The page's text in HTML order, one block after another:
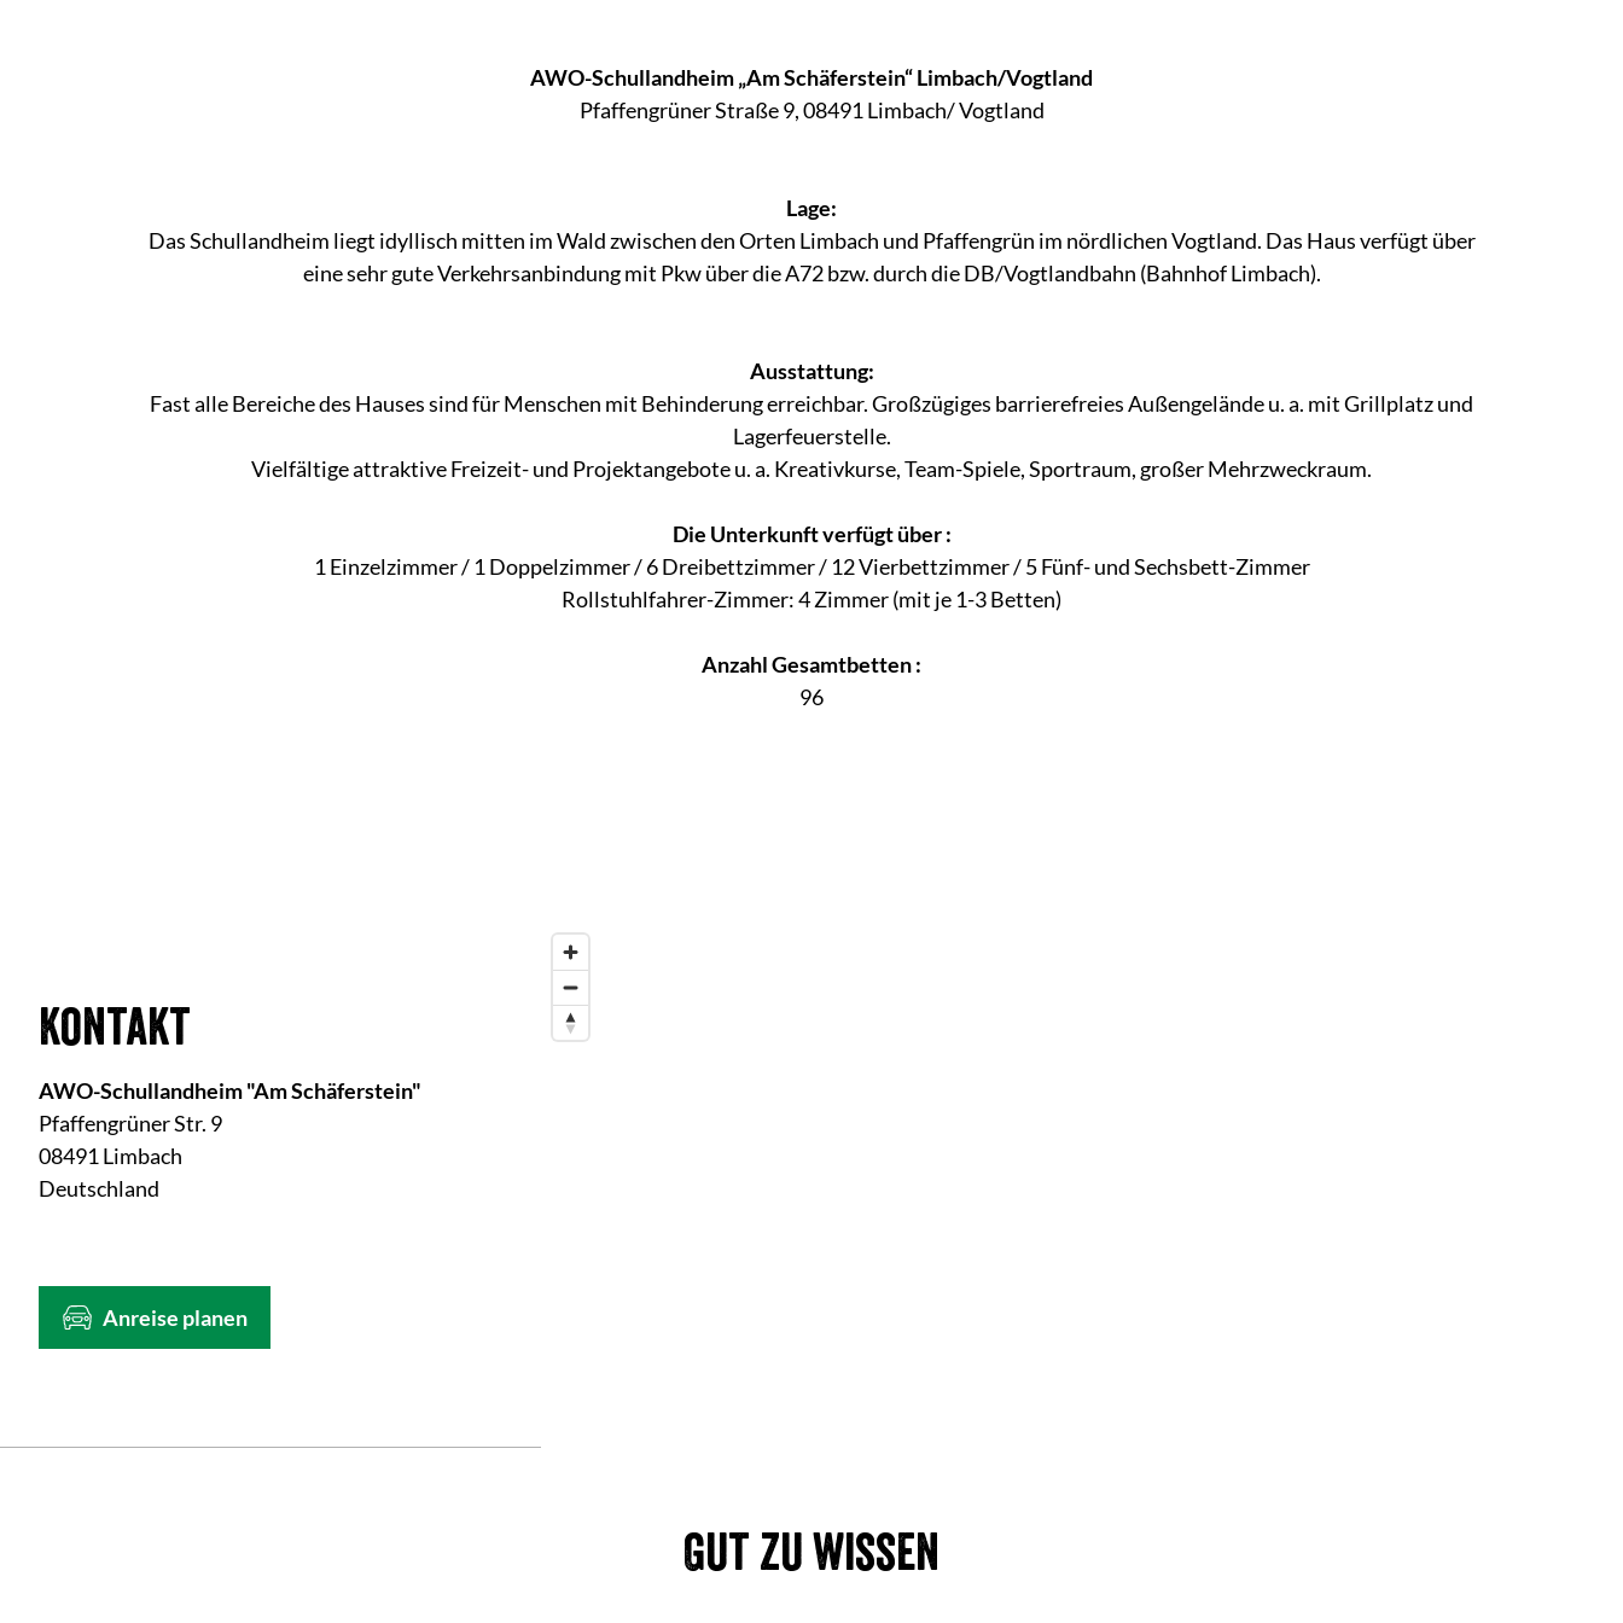
AWO-Schullandheim „Am Schäferstein“ Limbach/Vogtland
Pfaffengrüner Straße 9, 08491 Limbach/ Vogtland
Lage:
Das Schullandheim liegt idyllisch mitten im Wald zwischen den Orten Limbach und Pfaffengrün im nördlichen Vogtland. Das Haus verfügt über
eine sehr gute Verkehrsanbindung mit Pkw über die A72 bzw. durch die DB/Vogtlandbahn (Bahnhof Limbach).
Ausstattung:
Fast alle Bereiche des Hauses sind für Menschen mit Behinderung erreichbar. Großzügiges barrierefreies Außengelände u. a. mit Grillplatz und
Lagerfeuerstelle.
Vielfältige attraktive Freizeit- und Projektangebote u. a. Kreativkurse, Team-Spiele, Sportraum, großer Mehrzweckraum.
Die Unterkunft verfügt über :
1 Einzelzimmer / 1 Doppelzimmer / 6 Dreibettzimmer / 12 Vierbettzimmer / 5 Fünf- und Sechsbett-Zimmer
Rollstuhlfahrer-Zimmer: 4 Zimmer (mit je 1-3 Betten)
Anzahl Gesamtbetten :
96
Kontakt
AWO-Schullandheim "Am Schäferstein"
Pfaffengrüner Str. 9
08491 Limbach
Deutschland
Anreise planen
Gut zu wissen